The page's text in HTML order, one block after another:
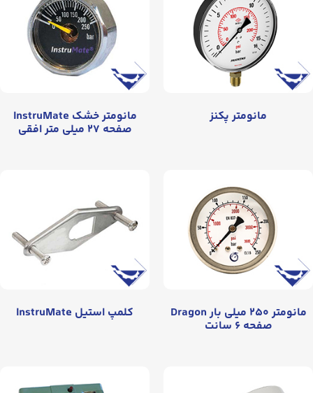
مانومتر پکنز مانومتر خشک InstruMate
صفحه ۲۷ میلی متر افقی
مانومتر ۲۵۰ میلی بار Dragon
صفحه ۶ سانت
کلمپ استیل InstruMate